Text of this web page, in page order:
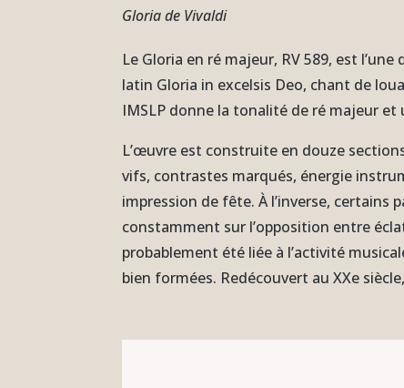
Gloria de Vivaldi
Le Gloria en ré majeur, RV 589, est
latin Gloria in excelsis Deo, chant de
IMSLP donne la tonalité de ré majeur
L’œuvre est construite en douze
vifs, contrastes marqués, énergie
impression de fête. À l’inverse,
constamment sur l’opposition entre
probablement été liée à l’activité
bien formées. Redécouvert au XXe